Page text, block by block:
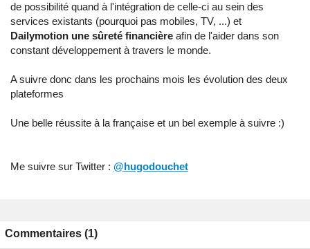
de possibilité quand à l'intégration de celle-ci au sein des
services existants (pourquoi pas mobiles, TV, ...) et
Dailymotion une sûreté financière afin de l'aider dans son
constant développement à travers le monde.
A suivre donc dans les prochains mois les évolution des deux
plateformes
Une belle réussite à la française et un bel exemple à suivre :)
Me suivre sur Twitter : @hugodouchet
Commentaires (1)